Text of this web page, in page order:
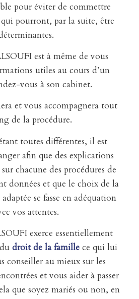
pour éviter de commettre
qui pourront, par la suite, être
est à même de vous
utiles au cours d’un
vous à son cabinet.
et vous accompagnera tout
de la procédure.
toutes différentes, il est
afin que des explications
chacune des procédures de
données et que le choix de la
se fasse en adéquation
vos attentes.
exerce essentiellement
droit de la famillece qui lui
conseiller au mieux sur les
et vous aider à passer
que soyez mariés ou non, en